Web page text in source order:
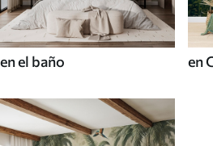
en el baño en